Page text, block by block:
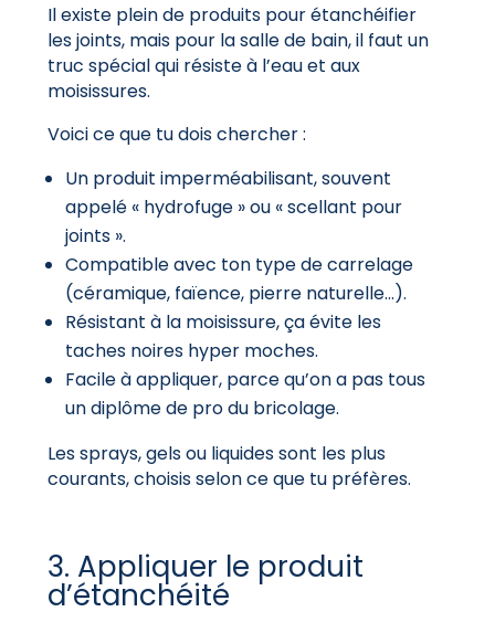
Il existe plein de produits pour étanchéifier
les joints, mais pour la salle de bain, il faut un
truc spécial qui résiste à l’eau et aux
moisissures.
Voici ce que tu dois chercher :
Un produit imperméabilisant, souvent
appelé « hydrofuge » ou « scellant pour
joints ».
Compatible avec ton type de carrelage
(céramique, faïence, pierre naturelle…).
Résistant à la moisissure, ça évite les
taches noires hyper moches.
Facile à appliquer, parce qu’on a pas tous
un diplôme de pro du bricolage.
Les sprays, gels ou liquides sont les plus
courants, choisis selon ce que tu préfères.
3. Appliquer le produit
d’étanchéité